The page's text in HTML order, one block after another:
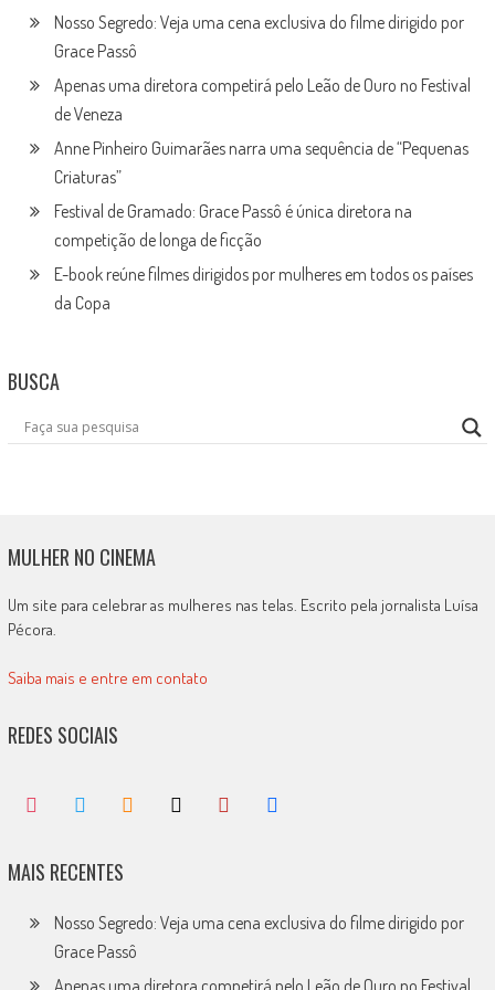
Nosso Segredo: Veja uma cena exclusiva do filme dirigido por
Grace Passô
Apenas uma diretora competirá pelo Leão de Ouro no Festival
de Veneza
Anne Pinheiro Guimarães narra uma sequência de “Pequenas
Criaturas”
Festival de Gramado: Grace Passô é única diretora na
competição de longa de ficção
E-book reúne filmes dirigidos por mulheres em todos os países
da Copa
BUSCA
MULHER NO CINEMA
Um site para celebrar as mulheres nas telas. Escrito pela jornalista Luísa
Pécora.
Saiba mais e entre em contato
REDES SOCIAIS
MAIS RECENTES
Nosso Segredo: Veja uma cena exclusiva do filme dirigido por
Grace Passô